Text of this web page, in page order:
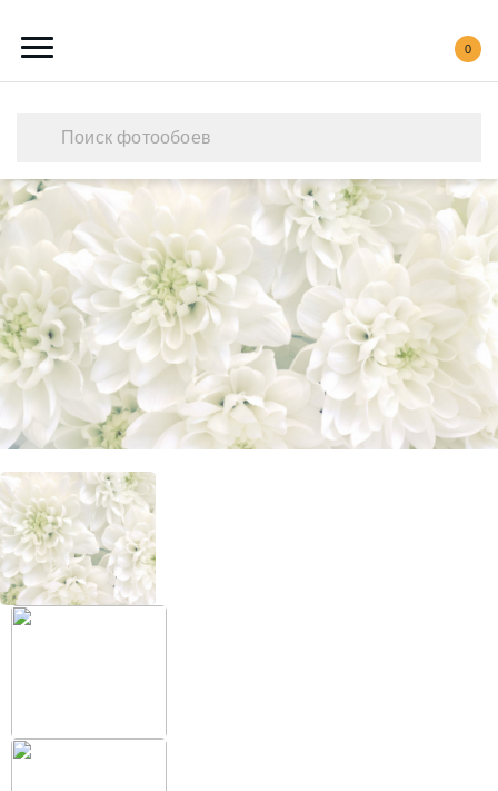
0
Каталог обоев
Наши работы
Создать свои фотообои
Акции
О нас
Контакты
+38 (097) 151 87 57
Избранное